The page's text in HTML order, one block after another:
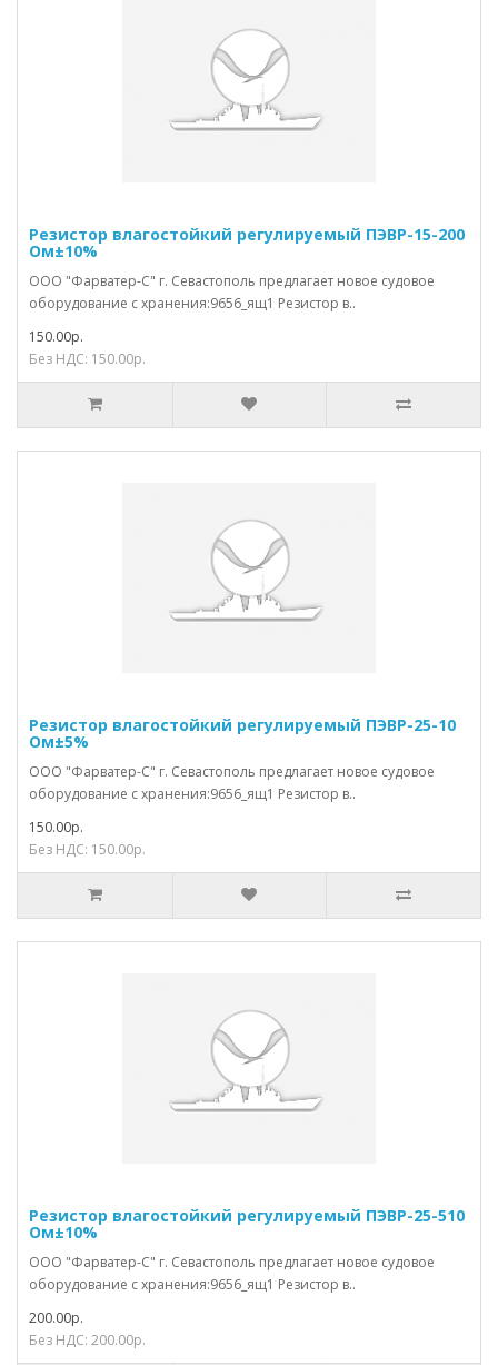
Резистор влагостойкий регулируемый ПЭВР-15-200
Ом±10%
ООО "Фарватер-С" г. Севастополь предлагает новое судовое
оборудование с хранения:9656_ящ1 Резистор в..
150.00р.
Без НДС: 150.00р.
Резистор влагостойкий регулируемый ПЭВР-25-10
Ом±5%
ООО "Фарватер-С" г. Севастополь предлагает новое судовое
оборудование с хранения:9656_ящ1 Резистор в..
150.00р.
Без НДС: 150.00р.
Резистор влагостойкий регулируемый ПЭВР-25-510
Ом±10%
ООО "Фарватер-С" г. Севастополь предлагает новое судовое
оборудование с хранения:9656_ящ1 Резистор в..
200.00р.
Без НДС: 200.00р.